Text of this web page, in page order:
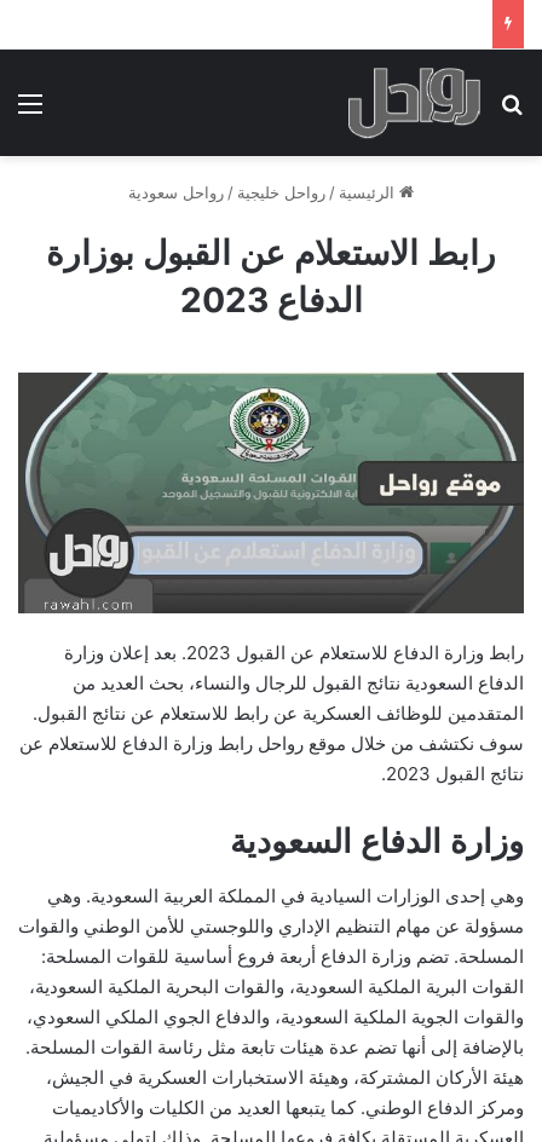
بحث عن
الرئيسية / رواحل خليجية / رواحل سعودية
رابط الاستعلام عن القبول بوزارة
الدفاع 2023
رابط وزارة الدفاع للاستعلام عن القبول 2023. بعد إعلان وزارة
الدفاع السعودية نتائج القبول للرجال والنساء، بحث العديد من
المتقدمين للوظائف العسكرية عن رابط للاستعلام عن نتائج القبول.
سوف نكتشف من خلال موقع رواحل رابط وزارة الدفاع للاستعلام عن
نتائج القبول 2023.
وزارة الدفاع السعودية
وهي إحدى الوزارات السيادية في المملكة العربية السعودية. وهي
مسؤولة عن مهام التنظيم الإداري واللوجستي للأمن الوطني والقوات
المسلحة. تضم وزارة الدفاع أربعة فروع أساسية للقوات المسلحة:
القوات البرية الملكية السعودية، والقوات البحرية الملكية السعودية،
والقوات الجوية الملكية السعودية، والدفاع الجوي الملكي السعودي،
بالإضافة إلى أنها تضم ​​عدة هيئات تابعة مثل رئاسة القوات المسلحة.
هيئة الأركان المشتركة، وهيئة الاستخبارات العسكرية في الجيش،
ومركز الدفاع الوطني. كما يتبعها العديد من الكليات والأكاديميات
العسكرية المستقلة بكافة فروعها المسلحة. وذلك لتولي مسؤولية